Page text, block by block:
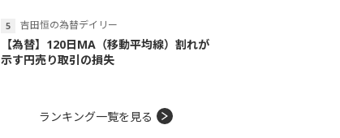
吉田恒の為替デイリー
【為替】120日MA（移動平均線）割れが
示す円売り取引の損失
ランキング一覧を見る